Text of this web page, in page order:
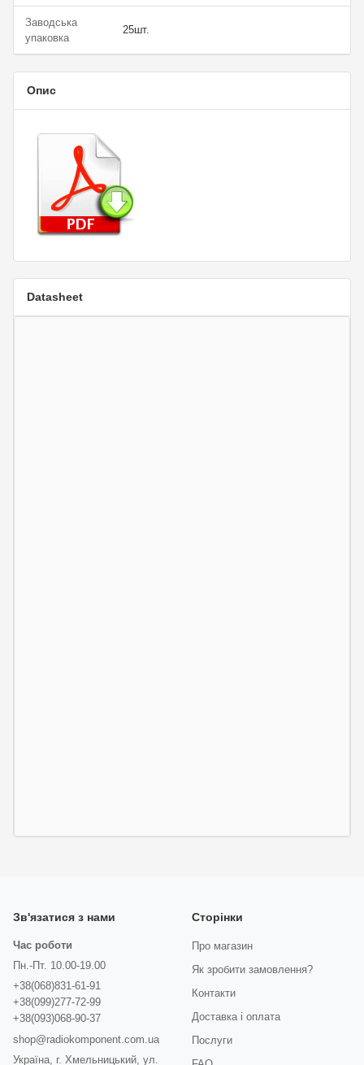
Заводська
упаковка
25шт.
Опис
Datasheet
Зв'язатися з нами
Час роботи
Пн.-Пт. 10.00-19.00
+38(068)831-61-91
+38(099)277-72-99
+38(093)068-90-37
shop@radiokomponent.com.ua
Україна, г. Хмельницький, ул.
Сторінки
Про магазин
Як зробити замовлення?
Контакти
Доставка і оплата
Послуги